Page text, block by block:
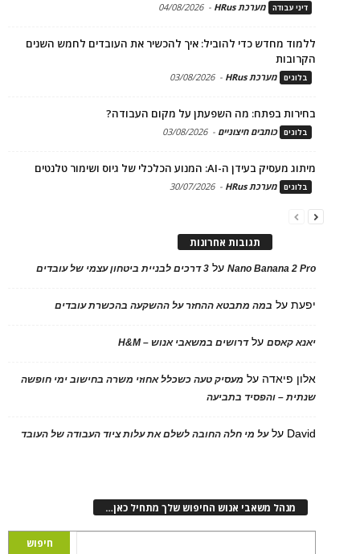
דיני עבודה מערכת HRus -
04/08/2026
ללמוד מחדש כדי להוביל: איך להכשיר את העובדים לחמש השנים
הקרובות
בלוגים מערכת HRus -
03/08/2026
בחירות בפתח: מה השפעתן על מקום העבודה?
בלוגים כותבים חיצוניים -
03/08/2026
מיתוג מעסיק בעידן ה-AI: המנוע הכלכלי של גיוס ושימור טלנטים
בלוגים מערכת HRus -
30/07/2026
תגובות אחרונות
Nano Banana 2 Proעל 3 דרכים לבניית ביטחון עצמי של עובדים
יפעתעל במה מתבטא ההחזר על ההשקעה בהכשרת עובדים
יאנא קאסםעלדרושים במשאבי אנוש – H&M
אלון פיאדה על מעסיק טעה כשכלל אחוזי משרה בחישוב ימי חופשה
שנתית – והפסיד בתביעה
David עלעל מי חלה החובה לשלם את עלות ציוד העבודה של העובד
מנהל משאבי אנוש החיפוש שלך מתחיל כאן…